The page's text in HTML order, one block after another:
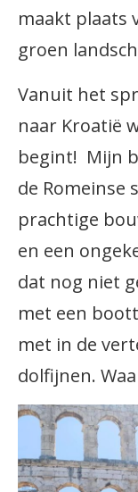
maakt plaats
groen
Vanuit het
naar Kroatië
begint! Mijn
de Romeinse
prachtige
en een
dat nog niet
met een
met in de
dolfijnen.